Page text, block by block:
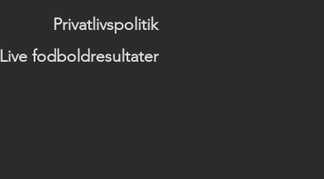
Privatlivspolitik
Live fodboldresultater